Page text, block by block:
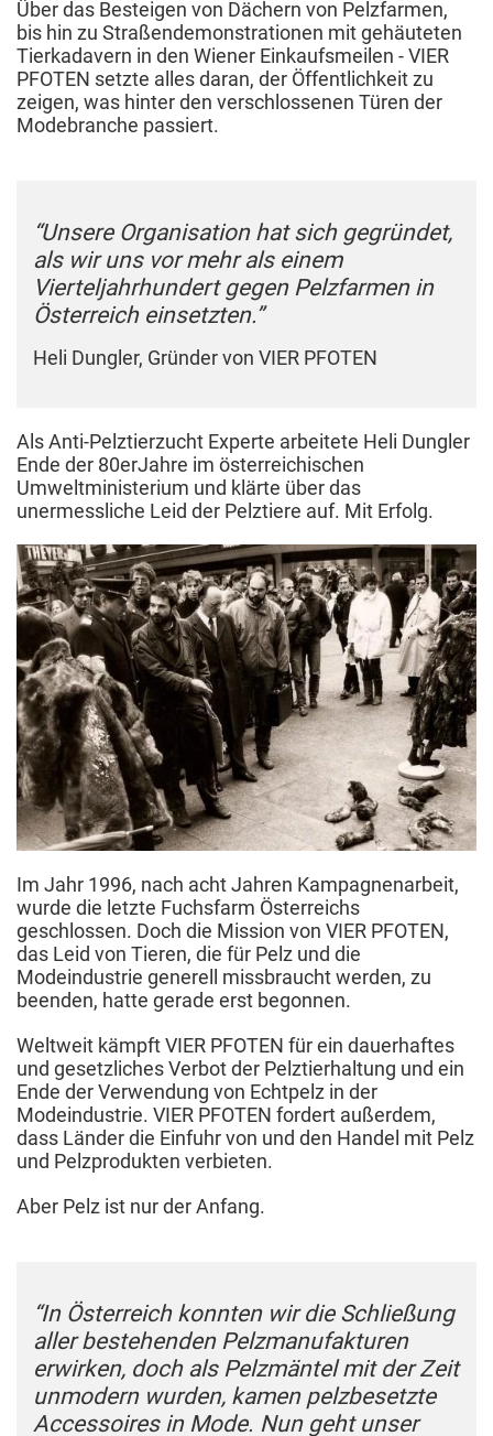
Über das Besteigen von Dächern von Pelzfarmen,
bis hin zu Straßendemonstrationen mit gehäuteten
Tierkadavern in den Wiener Einkaufsmeilen - VIER
PFOTEN setzte alles daran, der Öffentlichkeit zu
zeigen, was hinter den verschlossenen Türen der
Modebranche passiert.
“Unsere Organisation hat sich gegründet,
als wir uns vor mehr als einem
Vierteljahrhundert gegen Pelzfarmen in
Österreich einsetzten.”
Heli Dungler, Gründer von VIER PFOTEN
Als Anti-Pelztierzucht Experte arbeitete Heli Dungler
Ende der 80erJahre im österreichischen
Umweltministerium und klärte über das
unermessliche Leid der Pelztiere auf. Mit Erfolg.
Im Jahr 1996, nach acht Jahren Kampagnenarbeit,
wurde die letzte Fuchsfarm Österreichs
geschlossen. Doch die Mission von VIER PFOTEN,
das Leid von Tieren, die für Pelz und die
Modeindustrie generell missbraucht werden, zu
beenden, hatte gerade erst begonnen.
Weltweit kämpft VIER PFOTEN für ein dauerhaftes
und gesetzliches Verbot der Pelztierhaltung und ein
Ende der Verwendung von Echtpelz in der
Modeindustrie. VIER PFOTEN fordert außerdem,
dass Länder die Einfuhr von und den Handel mit Pelz
und Pelzprodukten verbieten.
Aber Pelz ist nur der Anfang.
“In Österreich konnten wir die Schließung
aller bestehenden Pelzmanufakturen
erwirken, doch als Pelzmäntel mit der Zeit
unmodern wurden, kamen pelzbesetzte
Accessoires in Mode. Nun geht unser